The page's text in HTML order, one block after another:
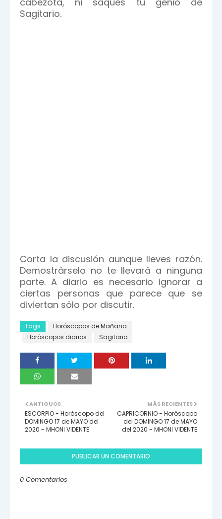
Sagitario.
Corta la discusión aunque lleves razón.
Demostrárselo no te llevará a ninguna
parte. A diario es necesario ignorar a
ciertas personas que parece que se
diviertan sólo por discutir.
Tags
Horóscopos de Mañana
Horóscopos diarios
Sagitario
MÁS RECIENTES
CAPRICORNIO - Horóscopo
del DOMINGO 17 de MAYO
del 2020 - MHONI VIDENTE
ANTIGUOS
ESCORPIO - Horóscopo del
DOMINGO 17 de MAYO del
2020 - MHONI VIDENTE
PUBLICAR UN COMENTARIO
0 Comentarios